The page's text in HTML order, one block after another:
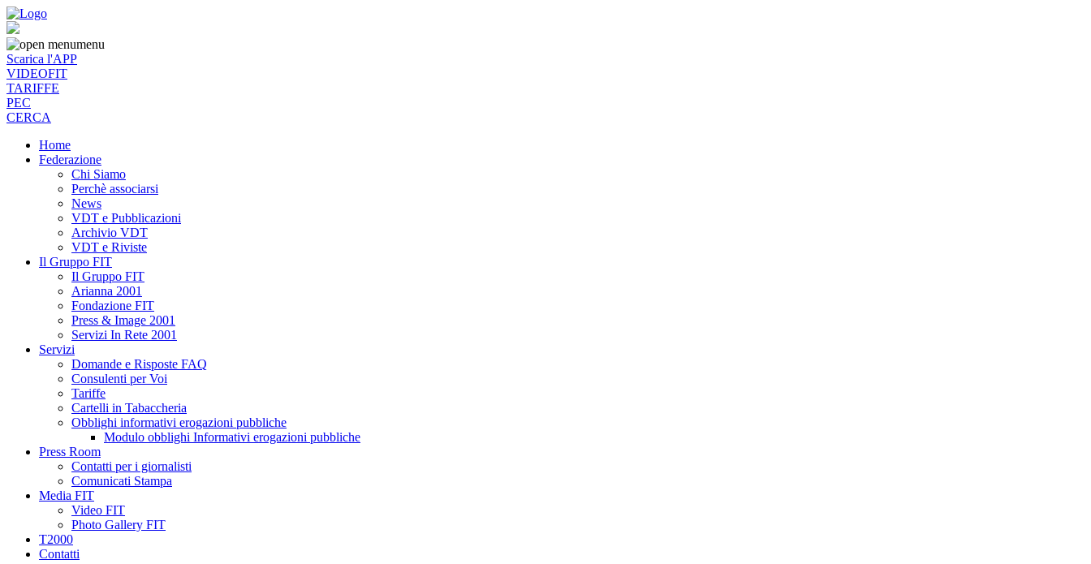
menu
Scarica l'APP
VIDEOFIT
TARIFFE
PEC
CERCA
Home
Federazione
Chi Siamo
Perchè associarsi
News
VDT e Pubblicazioni
Archivio VDT
VDT e Riviste
Il Gruppo FIT
Il Gruppo FIT
Arianna 2001
Fondazione FIT
Press & Image 2001
Servizi In Rete 2001
Servizi
Domande e Risposte FAQ
Consulenti per Voi
Tariffe
Cartelli in Tabaccheria
Obblighi informativi erogazioni pubbliche
Modulo obblighi Informativi erogazioni pubbliche
Press Room
Contatti per i giornalisti
Comunicati Stampa
Media FIT
Video FIT
Photo Gallery FIT
T2000
Contatti